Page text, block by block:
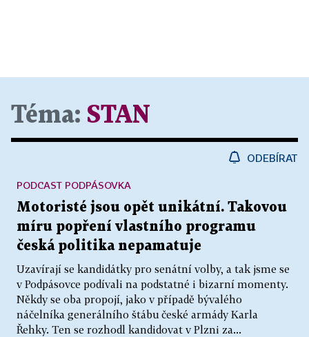
Téma: STAN
ODEBÍRAT
Motoristé jsou opět unikátní. Takovou
míru popření vlastního programu
česká politika nepamatuje
Uzavírají se kandidátky pro senátní volby, a tak jsme se
v Podpásovce podívali na podstatné i bizarní momenty.
Někdy se oba propojí, jako v případě bývalého
náčelníka generálního štábu české armády Karla
Řehky. Ten se rozhodl kandidovat v Plzni za...
PODCAST PODPÁSOVKA